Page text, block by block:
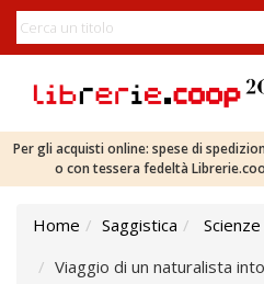
Per gli acquisti online: spese di
o con tessera fedeltà
Home Saggistica
Scienze
Viaggio di un naturalista